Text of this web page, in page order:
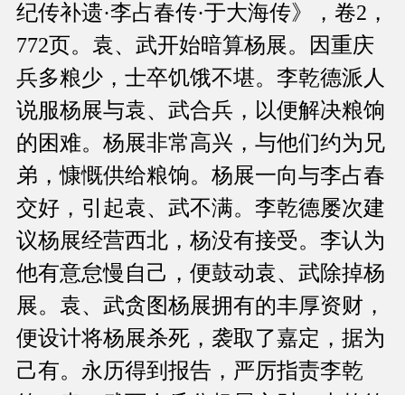
纪传补遗·李占春传·于大海传》，卷2，
772页。袁、武开始暗算杨展。因重庆
兵多粮少，士卒饥饿不堪。李乾德派人
说服杨展与袁、武合兵，以便解决粮饷
的困难。杨展非常高兴，与他们约为兄
弟，慷慨供给粮饷。杨展一向与李占春
交好，引起袁、武不满。李乾德屡次建
议杨展经营西北，杨没有接受。李认为
他有意怠慢自己，便鼓动袁、武除掉杨
展。袁、武贪图杨展拥有的丰厚资财，
便设计将杨展杀死，袭取了嘉定，据为
己有。永历得到报告，严厉指责李乾